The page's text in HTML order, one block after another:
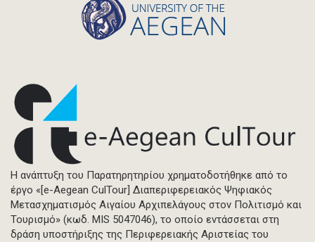
Η ανάπτυξη του Παρατηρητηρίου χρηματοδοτήθηκε από το
έργο «[e-Aegean CulTour] Διαπεριφερειακός Ψηφιακός
Μετασχηματισμός Αιγαίου Αρχιπελάγους στον Πολιτισμό και
Τουρισμό» (κωδ. MIS 5047046), το οποίο εντάσσεται στη
δράση υποστήριξης της Περιφερειακής Αριστείας του